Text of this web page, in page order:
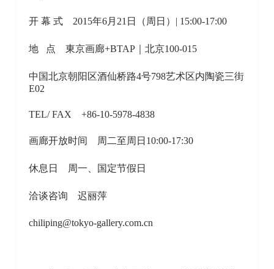
开 幕 式 2015年6月21日（周日）| 15:00-17:00
地 点 東京画廊+BTAP｜北京100-015
中国北京朝阳区酒仙桥路4号798艺术区内陶瓷三街
E02
TEL/ FAX +86-10-5978-4838
画廊开放时间 周二至周日10:00-17:30
休息日 周一、国定节假日
洽谈咨询 迟丽萍
chiliping@tokyo-gallery.com.cn